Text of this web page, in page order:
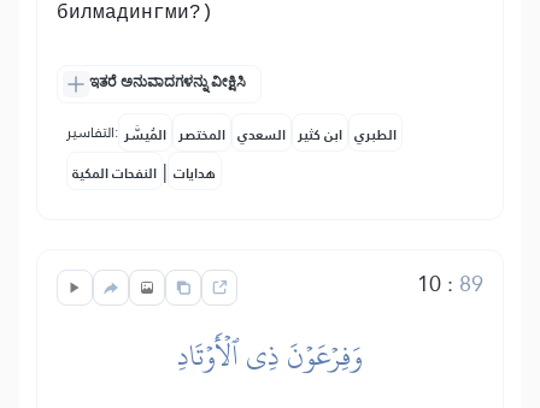
билмадингми?)
ಇತರೆ ಅನುವಾದಗಳನ್ನು ವೀಕ್ಷಿಸಿ
التفاسير: المُيسَّر المختصر السعدي ابن كثير الطبري
النفحات المكية | هدايات
10: 89
وَفِرۡعَوۡنَ ذِي ٱلۡأَوۡتَادِ